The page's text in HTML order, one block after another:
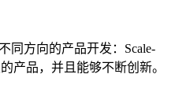
同方向的产品开发：Scale-
产品，并且能够不断创新。